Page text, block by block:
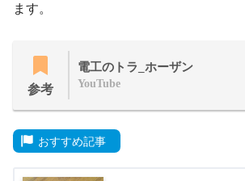
ます。
参考
電工のトラ_ホーザン
YouTube
おすすめ記事